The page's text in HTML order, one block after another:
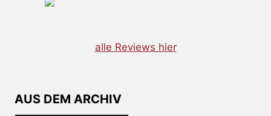
alle Reviews hier
AUS DEM ARCHIV